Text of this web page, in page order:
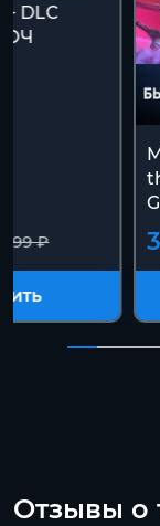
DLC
₽
Отзывы о